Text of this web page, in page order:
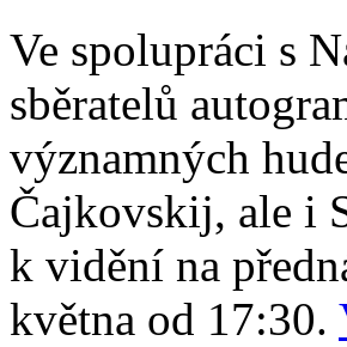
Ve spolupráci s
sběratelů
významných
Čajkovskij, ale i
k vidění na
května od 17:30.